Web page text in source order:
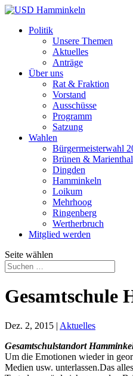
Politik
Unsere Themen
Aktuelles
Anträge
Über uns
Rat & Fraktion
Vorstand
Ausschüsse
Programm
Satzung
Wahlen
Bürgermeisterwahl
Brünen & Marienthal
Dingden
Hamminkeln
Loikum
Mehrhoog
Ringenberg
Wertherbruch
Mitglied werden
Seite wählen
Gesamtschule
Dez. 2, 2015 | Aktuelles
Gesamtschulstandort
Um die Emotionen wieder in
Medien usw. unterlassen.Das